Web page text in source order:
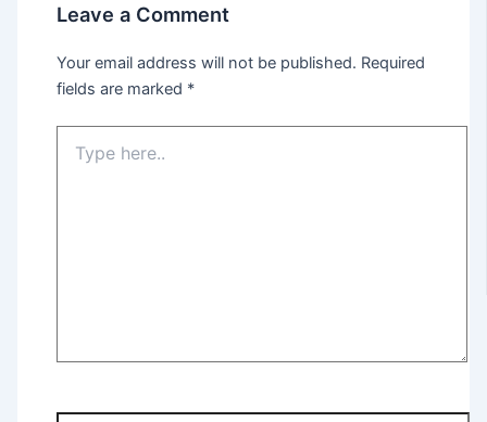
Leave a Comment
Your email address will not be published. Required
fields are marked *
here..